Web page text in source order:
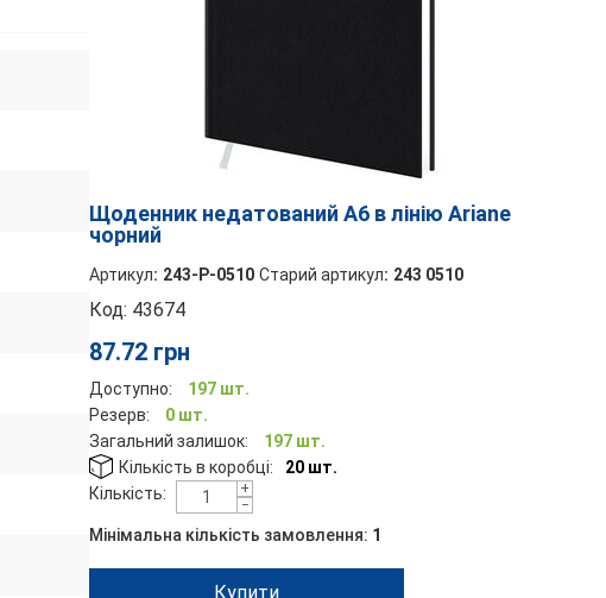
Щоденник недатований А6 в лінію Ariane
чорний
Артикул: 243-P-0510 Старий артикул: 243 0510
Код: 43674
87.72 грн
Доступно:
197 шт.
Резерв:
0 шт.
Загальний залишок:
197 шт.
Кількість в коробці:
20 шт.
Кількість:
+
−
Мінімальна кількість замовлення: 1
Купити